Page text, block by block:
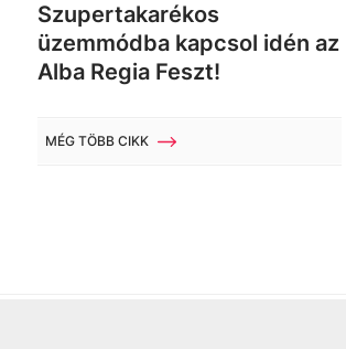
Szupertakarékos
üzemmódba kapcsol idén az
Alba Regia Feszt!
MÉG TÖBB CIKK